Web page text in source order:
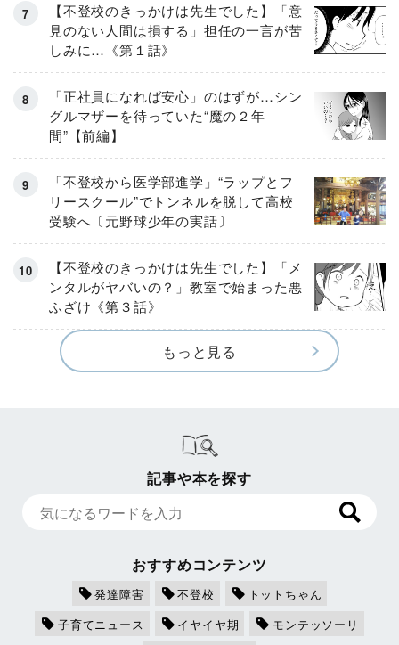
【不登校のきっかけは先生でした】「意
見のない人間は損する」担任の一言が苦
しみに…《第１話》
「正社員になれば安心」のはずが…シン
グルマザーを待っていた“魔の２年
間”【前編】
「不登校から医学部進学」“ラップとフ
リースクール”でトンネルを脱して高校
受験へ〔元野球少年の実話〕
【不登校のきっかけは先生でした】「メ
ンタルがヤバいの？」教室で始まった悪
ふざけ《第３話》
もっと見る
記事や本を探す
おすすめコンテンツ
発達障害 不登校
トットちゃん
子育てニュース
イヤイヤ期 モンテッソーリ